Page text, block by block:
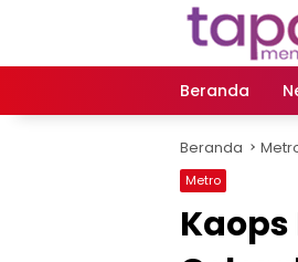
Beranda
Beranda
Metro
Kaops